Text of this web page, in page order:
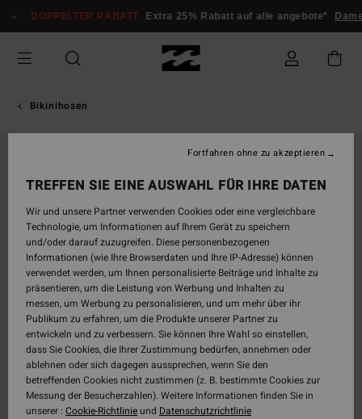
zur
springen
DOPPELTER RABATT Extra 25% Rabatt auf alle angebote*
Bikinihosen
TREFFEN SIE EINE AUSWAHL FÜR IHRE DATEN
Wir und unsere Partner verwenden Cookies oder eine vergleichbare
Technologie, um Informationen auf Ihrem Gerät zu speichern
und/oder darauf zuzugreifen. Diese personenbezogenen
Informationen (wie Ihre Browserdaten und Ihre IP-Adresse) können
verwendet werden, um Ihnen personalisierte Beiträge und Inhalte zu
präsentieren, um die Leistung von Werbung und Inhalten zu
messen, um Werbung zu personalisieren, und um mehr über ihr
Publikum zu erfahren, um die Produkte unserer Partner zu
entwickeln und zu verbessern. Sie können Ihre Wahl so einstellen,
dass Sie Cookies, die Ihrer Zustimmung bedürfen, annehmen oder
ablehnen oder sich dagegen aussprechen, wenn Sie den
betreffenden Cookies nicht zustimmen (z. B. bestimmte Cookies zur
Messung der Besucherzahlen). Weitere Informationen finden Sie in
unserer : Cookie-Richtlinieund Datenschutzrichtlinie
Fortfahren ohne zu akzeptieren